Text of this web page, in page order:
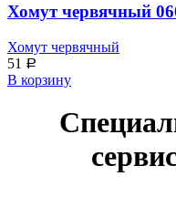
Хомут червячный
Хомут червячный
51
Р
В корзину